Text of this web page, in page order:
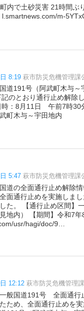
内で土砂災害 21時間ぶ
l.smartnews.com/m-
8:19 萩市防災危機管理課
道191号（阿武町木与
のとおり通行止め解除
：8月11日 午前7時
町木与～宇田地内
5:47 萩市防災危機管理課
道の全面通行止め解除
面通行止めを実施しま
た。 【通行止め区間】
地内） 【期間】令和7
usr/hagi/doc/9…
12:12 萩市防災危機管理
一般国道191号 全面通行
ため、全面通行止めを